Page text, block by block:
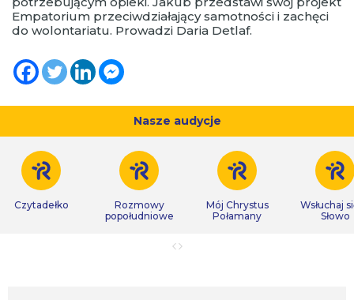
Empatorium przeciwdziałający samotności i zachęci
do wolontariatu. Prowadzi Daria Detlaf.
Nasze audycje
Czytadełko
Rozmowy
popołudniowe
Mój Chrystus
Połamany
Wsłuchaj
Słowo